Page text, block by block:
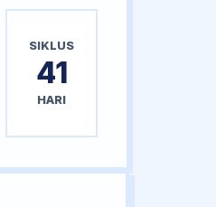
SIKLUS
41
HARI